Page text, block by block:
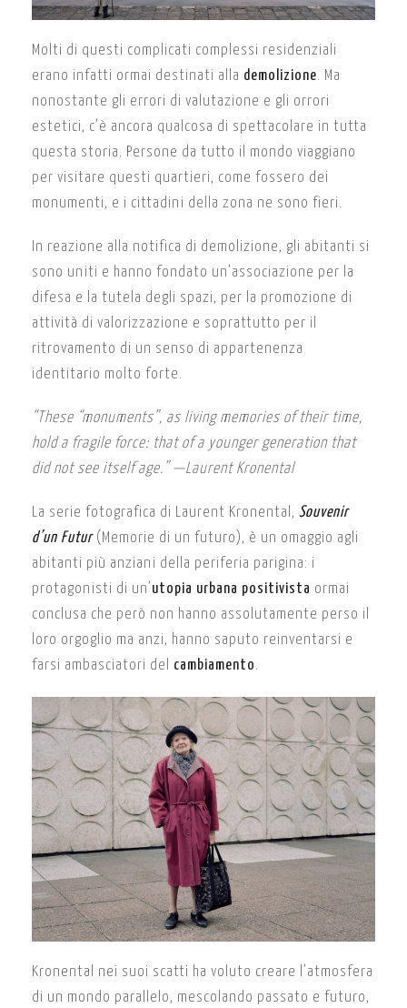
Molti di questi complicati complessi residenziali
erano infatti ormai destinati alla demolizione. Ma
nonostante gli errori di valutazione e gli orrori
estetici, c’è ancora qualcosa di spettacolare in tutta
questa storia. Persone da tutto il mondo viaggiano
per visitare questi quartieri, come fossero dei
monumenti, e i cittadini della zona ne sono fieri.
In reazione alla notifica di demolizione, gli abitanti si
sono uniti e hanno fondato un’associazione per la
difesa e la tutela degli spazi, per la promozione di
attività di valorizzazione e soprattutto per il
ritrovamento di un senso di appartenenza
identitario molto forte.
“These “monuments”, as living memories of their time,
hold a fragile force: that of a younger generation that
did not see itself age.” —Laurent Kronental
La serie fotografica di Laurent Kronental, Souvenir
d’un Futur(Memorie di un futuro), è un omaggio agli
abitanti più anziani della periferia parigina: i
protagonisti di un’utopia urbana positivista ormai
conclusa che però non hanno assolutamente perso il
loro orgoglio ma anzi, hanno saputo reinventarsi e
farsi ambasciatori del cambiamento.
Kronental nei suoi scatti ha voluto creare l’atmosfera
di un mondo parallelo, mescolando passato e futuro,